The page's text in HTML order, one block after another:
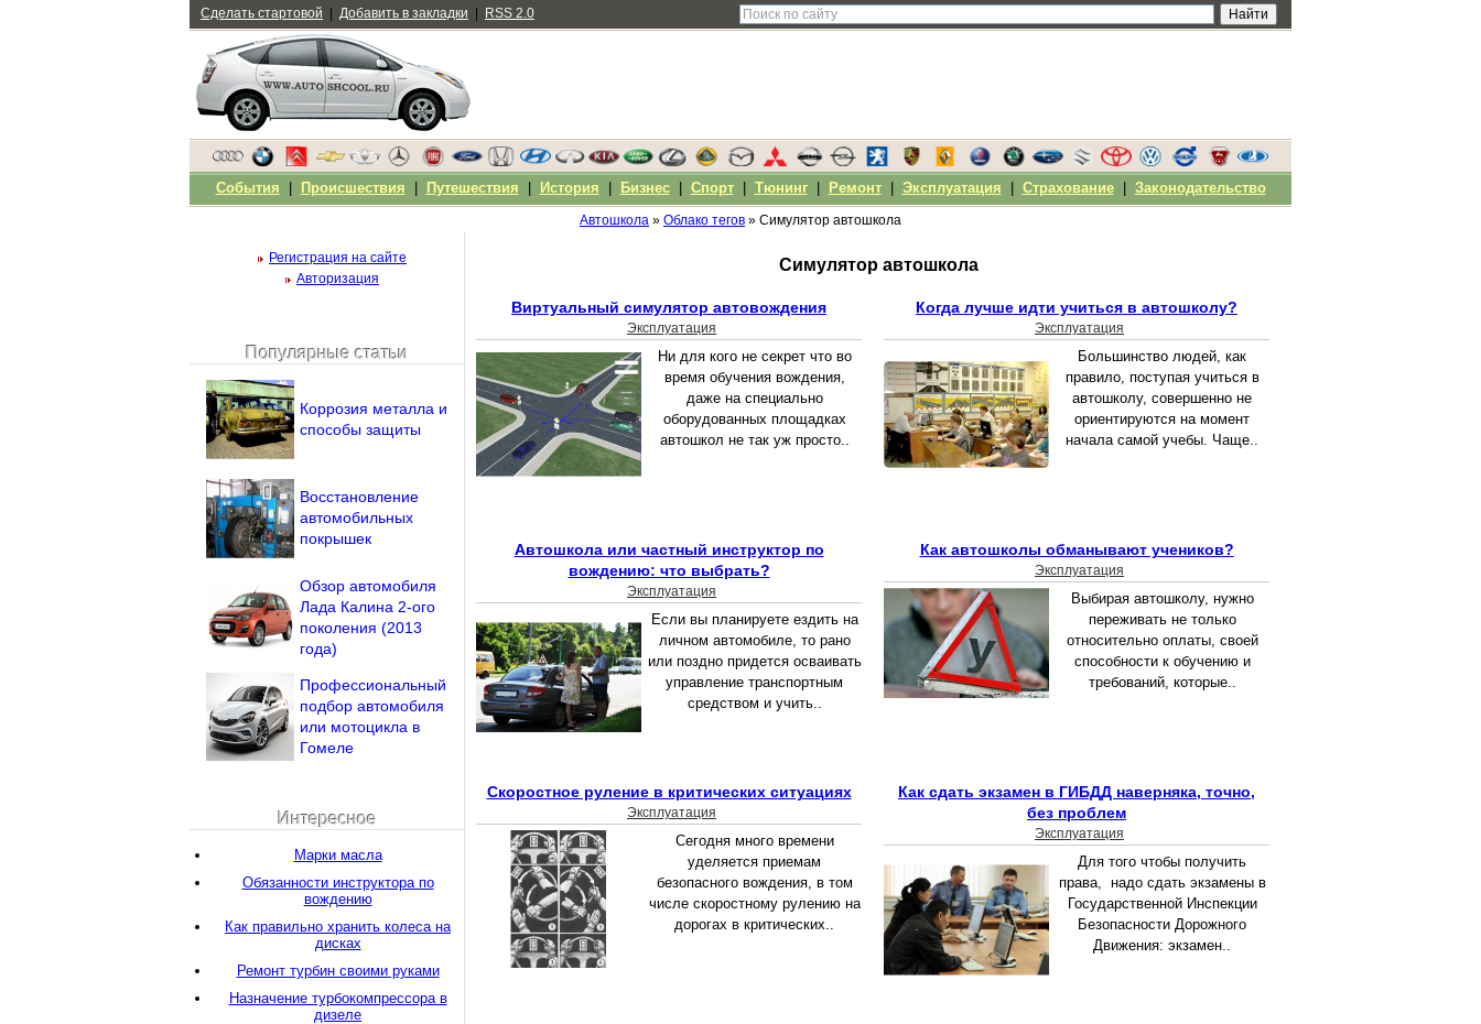
Автошкола » Облако тегов » Симулятор автошкола
Симулятор автошкола
Виртуальный симулятор автовождения
Эксплуатация
Ни для кого не секрет что во
время обучения вождения,
даже на специально
оборудованных площадках
автошкол не так уж просто..
Когда лучше идти учиться в автошколу?
Эксплуатация
Большинство людей, как
правило, поступая учиться в
автошколу, совершенно не
ориентируются на момент
начала самой учебы. Чаще..
Автошкола или частный инструктор по
вождению: что выбрать?
Эксплуатация
Если вы планируете ездить на
личном автомобиле, то рано
или поздно придется осваивать
управление транспортным
средством и учить..
Как автошколы обманывают учеников?
Эксплуатация
Выбирая автошколу, нужно
переживать не только
относительно оплаты, своей
способности к обучению и
требований, которые..
Скоростное руление в критических ситуациях
Эксплуатация
Сегодня много времени
уделяется приемам
безопасного вождения, в том
числе скоростному рулению на
дорогах в критических..
Как сдать экзамен в ГИБДД наверняка, точно,
без проблем
Эксплуатация
Для того чтобы получить
права, надо сдать экзамены в
Государственной Инспекции
Безопасности Дорожного
Движения: экзамен..
Регистрация на сайте
Авторизация
Напомнить пароль?
Популярные статьи
Коррозия металла и
способы защиты
Восстановление
автомобильных
покрышек
Обзор автомобиля
Лада Калина 2-ого
поколения (2013
года)
Профессиональный
подбор автомобиля
или мотоцикла в
Гомеле
Интересное
Марки масла
Обязанности инструктора по
вождению
Как правильно хранить колеса на
дисках
Ремонт турбин своими руками
Назначение турбокомпрессора в
дизеле
Сделать стартовой Добавить в закладки RSS 2.0
События Происшествия Путешествия История Бизнес| Спорт| Тюнинг| Ремонт| Эксплуатация Страхование| Законодательство